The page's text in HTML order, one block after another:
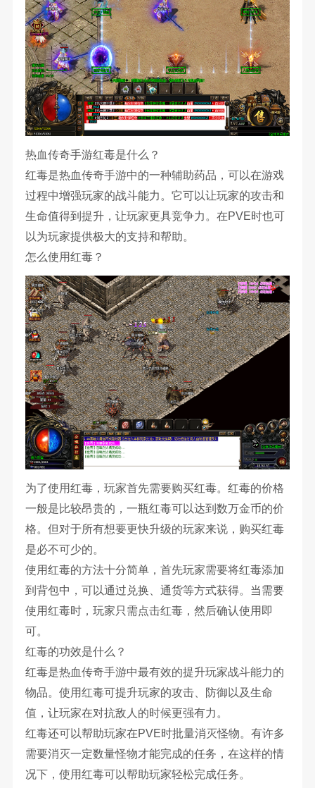
热血传奇手游红毒是什么？
红毒是热血传奇手游中的一种辅助药品，可以在游戏
过程中增强玩家的战斗能力。它可以让玩家的攻击和
生命值得到提升，让玩家更具竞争力。在PVE时也可
以为玩家提供极大的支持和帮助。
怎么使用红毒？
为了使用红毒，玩家首先需要购买红毒。红毒的价格
一般是比较昂贵的，一瓶红毒可以达到数万金币的价
格。但对于所有想要更快升级的玩家来说，购买红毒
是必不可少的。
使用红毒的方法十分简单，首先玩家需要将红毒添加
到背包中，可以通过兑换、通货等方式获得。当需要
使用红毒时，玩家只需点击红毒，然后确认使用即
可。
红毒的功效是什么？
红毒是热血传奇手游中最有效的提升玩家战斗能力的
物品。使用红毒可提升玩家的攻击、防御以及生命
值，让玩家在对抗敌人的时候更强有力。
红毒还可以帮助玩家在PVE时批量消灭怪物。有许多
需要消灭一定数量怪物才能完成的任务，在这样的情
况下，使用红毒可以帮助玩家轻松完成任务。